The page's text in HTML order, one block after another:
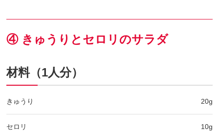
④ きゅうりとセロリのサラダ
材料（1人分）
きゅうり 20g
セロリ 10g